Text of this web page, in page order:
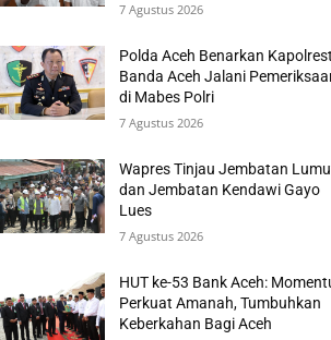
7 Agustus 2026
Polda Aceh Benarkan
Banda Aceh Jalani
di Mabes Polri
7 Agustus 2026
Wapres Tinjau Jembatan
dan Jembatan Kendawi Gayo
Lues
7 Agustus 2026
HUT ke-53 Bank Aceh:
Perkuat Amanah, Tumbuhkan
Keberkahan Bagi Aceh